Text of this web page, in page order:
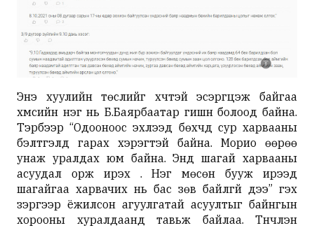
Энэ хуулийн төслийг хүчтэй эсэргүүцэж байгаа
хүмүүсийн нэг нь Б.Баярбаатар гишүүн болоод байна.
Тэрбээр “Одооноос эхлээд бөхчүүд сур харвааны
бэлтгэлд гарах хэрэгтэй байна. Морио өөрөө
унаж уралдах юм байна. Энд шагай харвааны
асуудал орж ирэх үү. Нэг мөсөн бууж ирээд
шагайгаа харвачих нь бас зөв байлгүй дээ” гэх
зэргээр ёжилсон агуулгатай асуултыг байнгын
хорооны хуралдаанд тавьж байлаа. Түүнчлэн